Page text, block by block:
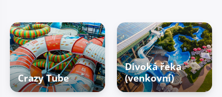
Crazy Tube
Divoká řeka
(venkovní)